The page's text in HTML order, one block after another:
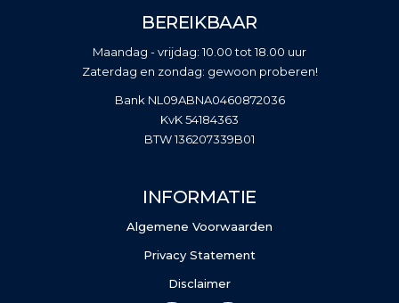
BEREIKBAAR
Maandag - vrijdag: 10.00 tot 18.00 uur
Zaterdag en zondag: gewoon proberen!
Bank NL09ABNA0460872036
KvK 54184363
BTW 136207339B01
INFORMATIE
Algemene Voorwaarden
Privacy Statement
Disclaimer